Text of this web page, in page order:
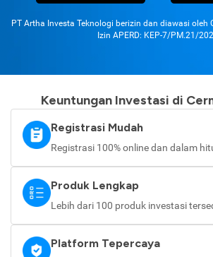
PT Artha Investa Teknologi berizin dan diawasi oleh
Izin APERD: KEP-7/PM.21/
Keuntungan Investasi di
Registrasi Mudah
Registrasi 100% online dan dalam
Produk Lengkap
Lebih dari 100 produk investasi
Platform Tepercaya